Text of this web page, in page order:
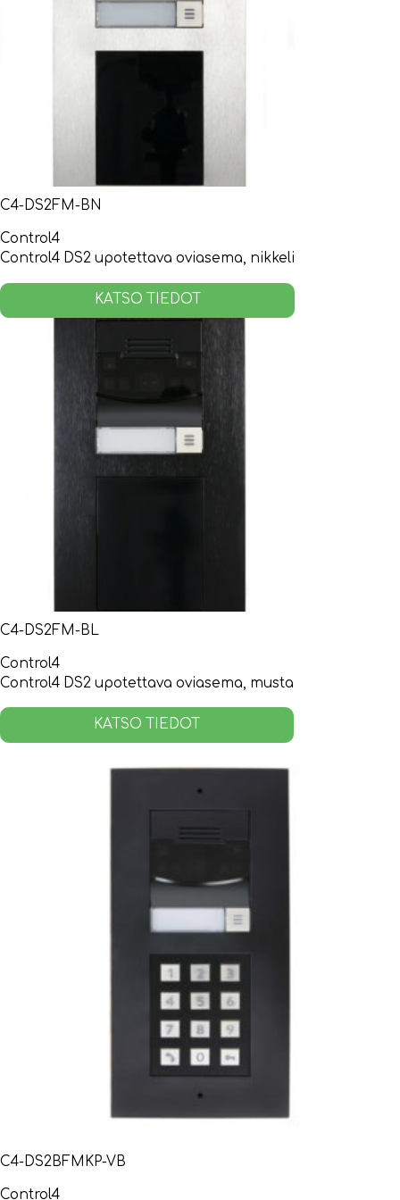
C4-DS2FM-BN
Control4
Control4 DS2 upotettava oviasema, nikkeli
KATSO TIEDOT
C4-DS2FM-BL
Control4
Control4 DS2 upotettava oviasema, musta
KATSO TIEDOT
C4-DS2BFMKP-VB
Control4